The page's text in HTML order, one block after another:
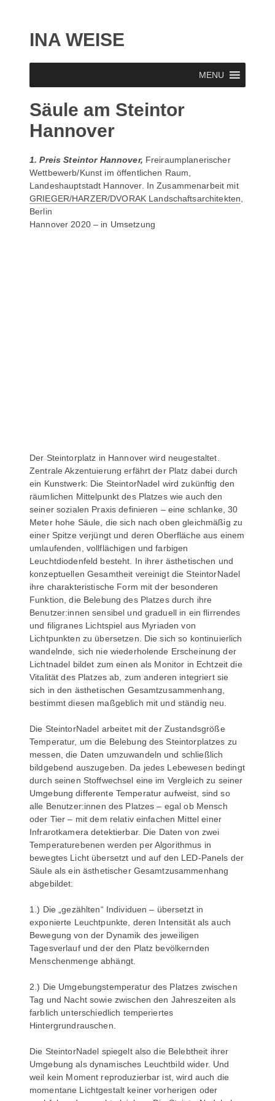
INA WEISE
MENU
Säule am Steintor
Hannover
1. Preis Steintor Hannover, Freiraumplanerischer
Wettbewerb/Kunst im öffentlichen Raum,
Landeshauptstadt Hannover. In Zusammenarbeit mit
GRIEGER/HARZER/DVORAK Landschaftsarchitekten
Berlin
Hannover 2020 – in Umsetzung
Der Steintorplatz in Hannover wird neugestaltet.
Zentrale Akzentuierung erfährt der Platz dabei durch
ein Kunstwerk: Die SteintorNadel wird zukünftig den
räumlichen Mittelpunkt des Platzes wie auch den
seiner sozialen Praxis definieren – eine schlanke, 30
Meter hohe Säule, die sich nach oben gleichmäßig zu
einer Spitze verjüngt und deren Oberfläche aus einem
umlaufenden, vollflächigen und farbigen
Leuchtdiodenfeld besteht. In ihrer ästhetischen und
konzeptuellen Gesamtheit vereinigt die SteintorNadel
ihre charakteristische Form mit der besonderen
Funktion, die Belebung des Platzes durch ihre
Benutzer:innen sensibel und graduell in ein flirrendes
und filigranes Lichtspiel aus Myriaden von
Lichtpunkten zu übersetzen. Die sich so kontinuierlich
wandelnde, sich nie wiederholende Erscheinung der
Lichtnadel bildet zum einen als Monitor in Echtzeit die
Vitalität des Platzes ab, zum anderen integriert sie
sich in den ästhetischen Gesamtzusammenhang,
bestimmt diesen maßgeblich mit und ständig neu.
Die SteintorNadel arbeitet mit der Zustandsgröße
Temperatur, um die Belebung des Steintorplatzes zu
messen, die Daten umzuwandeln und schließlich
bildgebend auszugeben. Da jedes Lebewesen bedingt
durch seinen Stoffwechsel eine im Vergleich zu seiner
Umgebung differente Temperatur aufweist, sind so
alle Benutzer:innen des Platzes – egal ob Mensch
oder Tier – mit dem relativ einfachen Mittel einer
Infrarotkamera detektierbar. Die Daten von zwei
Temperaturebenen werden per Algorithmus in
bewegtes Licht übersetzt und auf den LED-Panels der
Säule als ein ästhetischer Gesamtzusammenhang
abgebildet:
1.) Die „gezählten“ Individuen – übersetzt in
exponierte Leuchtpunkte, deren Intensität als auch
Bewegung von der Dynamik des jeweiligen
Tagesverlauf und der den Platz bevölkernden
Menschenmenge abhängt.
2.) Die Umgebungstemperatur des Platzes zwischen
Tag und Nacht sowie zwischen den Jahreszeiten als
farblich unterschiedlich temperiertes
Hintergrundrauschen.
Die SteintorNadel spiegelt also die Belebtheit ihrer
Umgebung als dynamisches Leuchtbild wider. Und
weil kein Moment reproduzierbar ist, wird auch die
momentane Lichtgestalt keiner vorherigen oder